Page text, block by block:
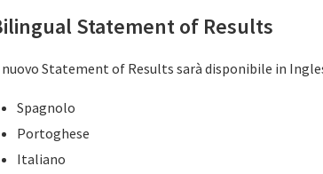
Statement of Results
Statement of Results sarà disponibile in
Spagnolo
Portoghese
Italiano